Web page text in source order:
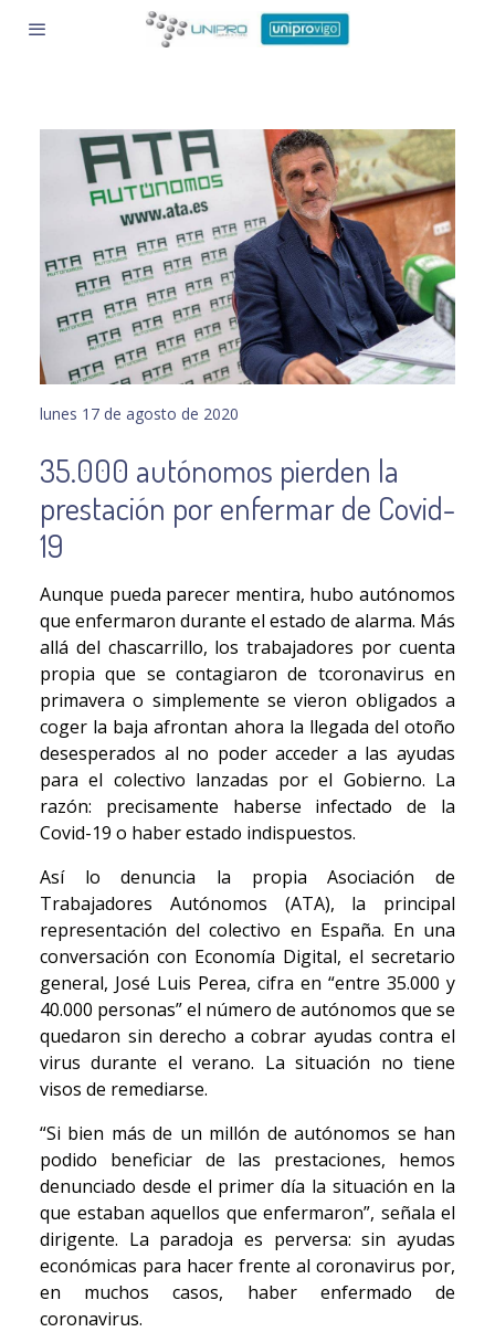
lunes 17 de agosto de 2020
35.000 autónomos pierden la
prestación por enfermar de Covid-
19
Aunque pueda parecer mentira, hubo autónomos
que enfermaron durante el estado de alarma. Más
allá del chascarrillo, los trabajadores por cuenta
propia que se contagiaron de tcoronavirus en
primavera o simplemente se vieron obligados a
coger la baja afrontan ahora la llegada del otoño
desesperados al no poder acceder a las ayudas
para el colectivo lanzadas por el Gobierno. La
razón: precisamente haberse infectado de la
Covid-19 o haber estado indispuestos.
Así lo denuncia la propia Asociación de
Trabajadores Autónomos (ATA), la principal
representación del colectivo en España. En una
conversación con Economía Digital, el secretario
general, José Luis Perea, cifra en “entre 35.000 y
40.000 personas” el número de autónomos que se
quedaron sin derecho a cobrar ayudas contra el
virus durante el verano. La situación no tiene
visos de remediarse.
“Si bien más de un millón de autónomos se han
podido beneficiar de las prestaciones, hemos
denunciado desde el primer día la situación en la
que estaban aquellos que enfermaron”, señala el
dirigente. La paradoja es perversa: sin ayudas
económicas para hacer frente al coronavirus por,
en muchos casos, haber enfermado de
coronavirus.